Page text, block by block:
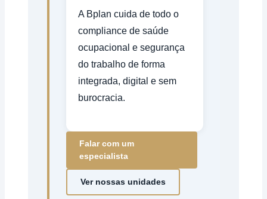
A Bplan cuida de todo o
compliance de saúde
ocupacional e segurança
do trabalho de forma
integrada, digital e sem
burocracia.
Falar com um
especialista
Ver nossas unidades